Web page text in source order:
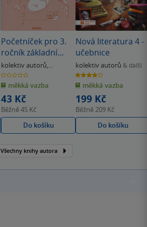
Početníček pro 3.
ročník základní
školy
kolektiv autorů,
Kopřivová I.
0.0
z
5
hvězdiček
měkká vazba
43 Kč
Běžně45 Kč
Do košíku
Nová literatura 4 -
učebnice
kolektiv autorů & další
4.0
z
5
hvězdiček
měkká vazba
199 Kč
Běžně209 Kč
Do košíku
Všechny knihy autora